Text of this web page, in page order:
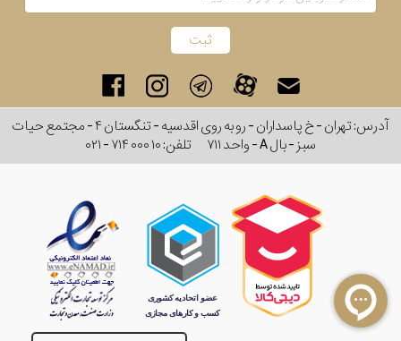
آدرس: تهران - خ پاسداران - رو به روی اقدسیه - تنگستان ۴ - مجتمع حیات
سبز - بال A - واحد ۷۱۱
تلفن:۰۲۱ - ۷۱۴ ۰۰۰ ۱۰